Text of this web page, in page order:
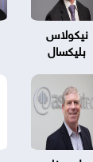
نيكولاس
بليكسال